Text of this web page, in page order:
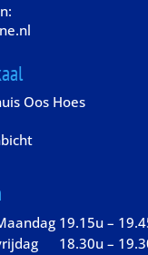
Oos Hoes
19.15u –
18.30u –